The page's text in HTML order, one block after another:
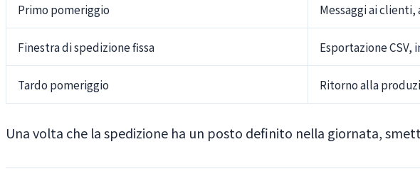
Primo pomeriggio Messaggi ai
Finestra di spedizione fissa Esportazione
Tardo pomeriggio Ritorno alla
Una volta che la spedizione ha un posto definito nella giornata,